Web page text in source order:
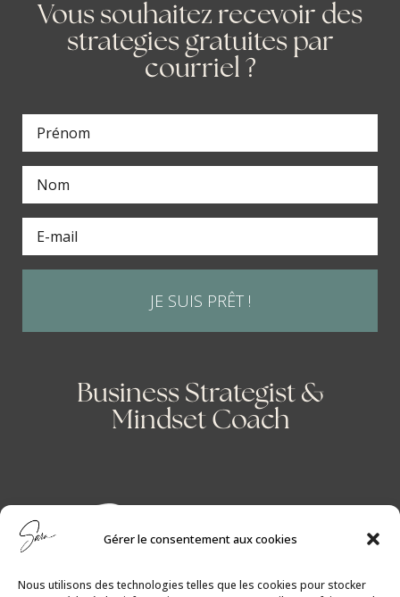
Gérer le consentement aux cookies
Nous utilisons des technologies telles que les cookies pour stocker
Vous souhaitez recevoir des
strategies gratuites par
courriel ?
JE SUIS PRÊT !
Business Strategist &
Mindset Coach